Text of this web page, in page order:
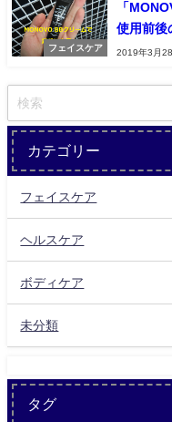
フェイスケア
「
使用前後
2019年3月28
カテゴリー
フェイスケア
ヘルスケア
ボディケア
未分類
タグ